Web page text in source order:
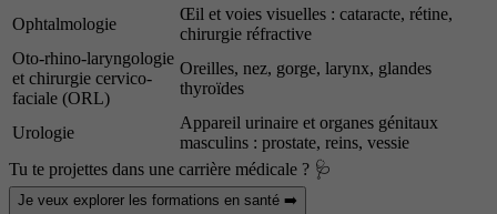
Ophtalmologie
Œil et voies visuelles : cataracte, rétine,
chirurgie réfractive
Oto-rhino-laryngologie
et chirurgie cervico-
faciale (ORL)
Oreilles, nez, gorge, larynx, glandes
thyroïdes
Urologie
Appareil urinaire et organes génitaux
masculins : prostate, reins, vessie
Tu te projettes dans une carrière médicale ? 🩺
Je veux explorer les formations en santé ➡️